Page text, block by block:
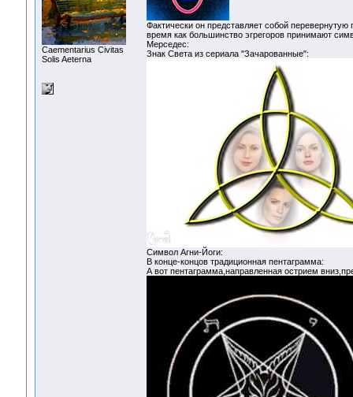
Сaementarius Civitas
Solis Aeterna
Фактически он представляет собой
время как большинство эгрегоров принимают
Мерседес:
Знак Света из сериала "Зачарованные":
Символ Агни-Йоги:
В конце-концов традиционная пентаграмма:
А вот пентаграмма,направленная острием